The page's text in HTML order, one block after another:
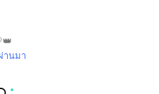
านมา